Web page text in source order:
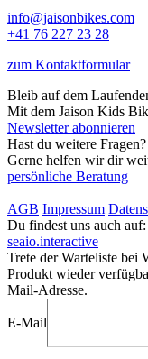
info@jaisonbikes.com
+41 76 227 23 28
zum Kontaktformular
Bleib auf dem
Mit dem Jaison Kids
Newsletter abonnieren
Hast du weitere Fragen?
Gerne helfen wir dir
persönliche Beratung
AGB Impressum
Du findest uns auch auf:
seaio.interactive
Trete der Warteliste bei
Produkt wieder
Mail-Adresse.
E-Mail